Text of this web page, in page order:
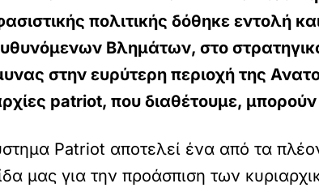
πολιτικής δόθηκε εντολή
Βλημάτων, στο
στην ευρύτερη περιοχή της
patriot, που διαθέτουμε,
Patriot αποτελεί ένα από τα
μας για την προάσπιση των